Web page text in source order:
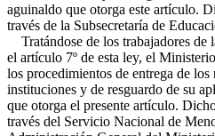
aguinaldo que otorga este artículo.
través de la Subsecretaría de
Tratándose de los trabajadores de
el artículo 7º de esta ley, el
los procedimientos de entrega de los
instituciones y de resguardo de su
que otorga el presente artículo.
través del Servicio Nacional de